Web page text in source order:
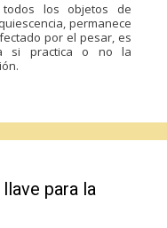
los objetos de
permanece
por el pesar, es
si practica o no la
para la